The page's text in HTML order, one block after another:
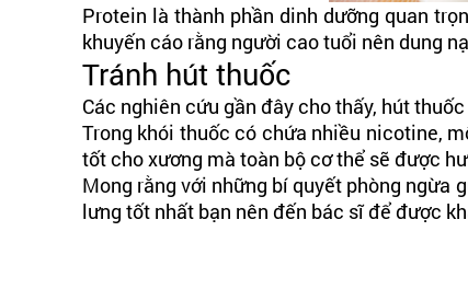
Protein là thành phần dinh dưỡng quan
khuyến cáo rằng người cao tuổi nên dung
Tránh hút thuốc
Các nghiên cứu gần đây cho thấy, hút
Trong khói thuốc có chứa nhiều nicotine,
tốt cho xương mà toàn bộ cơ thể sẽ được
Mong rằng với những bí quyết phòng ngừa
lưng tốt nhất bạn nên đến bác sĩ để được